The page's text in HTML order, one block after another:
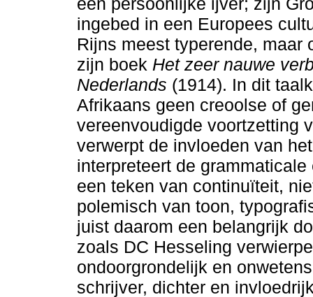
ingebed in een Europees
Rijns meest typerende, maar
zijn boek Het zeer nauwe
Nederlands (1914). In dit
Afrikaans geen creoolse of
vereenvoudigde voortzetting
verwerpt de invloeden van
interpreteert de
een teken van continuïteit,
polemisch van toon,
juist daarom een belangrijk
zoals DC Hesseling
ondoorgrondelijk en
schrijver, dichter en